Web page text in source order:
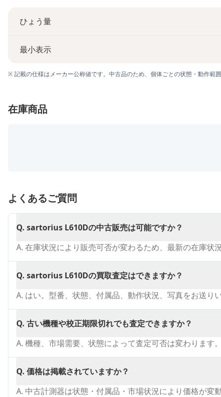
ひょう量
最小表示
※ 記載の仕様はメーカー公称値です。中古品のため、個体ごとの状態・動作範
在庫商品
よくあるご質問
Q. sartorius L610Dの中古販売は可能ですか？
A. 在庫状況により販売可否が変わるため、最新の在庫状
Q. sartorius L610Dの買取査定はできますか？
A. はい。型番、状態、付属品、動作状況、写真をお送
Q. 古い機種や校正期限切れでも査定できますか？
A. 機種、市場需要、状態によって査定可否は変わります
Q. 価格は掲載されていますか？
A. 中古計測器は状態・付属品・市場状況により価格が変